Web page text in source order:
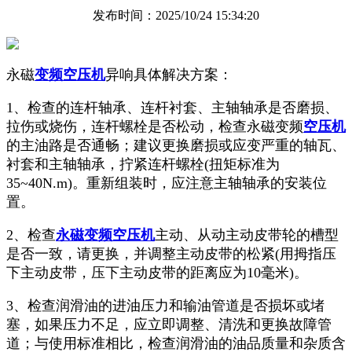
发布时间：2025/10/24 15:34:20
永磁变频空压机异响具体解决方案：
1、检查的连杆轴承、连杆衬套、主轴轴承是否磨损、
拉伤或烧伤，连杆螺栓是否松动，检查永磁变频空压机
的主油路是否通畅；建议更换磨损或应变严重的轴瓦、
衬套和主轴轴承，拧紧连杆螺栓(扭矩标准为
35~40N.m)。重新组装时，应注意主轴轴承的安装位
置。
2、检查永磁变频空压机主动、从动主动皮带轮的槽型
是否一致，请更换，并调整主动皮带的松紧(用拇指压
下主动皮带，压下主动皮带的距离应为10毫米)。
3、检查润滑油的进油压力和输油管道是否损坏或堵
塞，如果压力不足，应立即调整、清洗和更换故障管
道；与使用标准相比，检查润滑油的油品质量和杂质含